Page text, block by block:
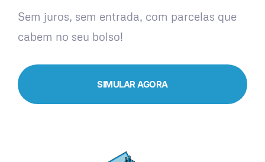
Sem juros, sem entrada, com parcelas que
cabem no seu bolso!
SIMULAR AGORA